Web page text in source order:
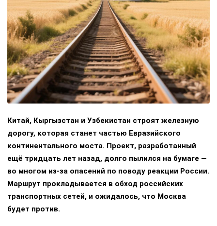
Китай, Кыргызстан и Узбекистан строят железную
дорогу, которая станет частью Евразийского
континентального моста. Проект, разработанный
ещё тридцать лет назад, долго пылился на бумаге —
во многом из-за опасений по поводу реакции России.
Маршрут прокладывается в обход российских
транспортных сетей, и ожидалось, что Москва
будет против.